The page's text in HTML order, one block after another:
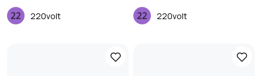
220volt 220volt